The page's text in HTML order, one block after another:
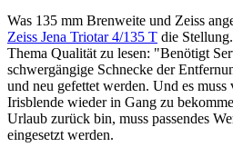
Was 135 mm Brenweite und Zeiss
Zeiss Jena Triotar 4/135 T die
Thema Qualität zu lesen: "Benötigt
schwergängige Schnecke der
und neu gefettet werden. Und es muss
Irisblende wieder in Gang zu
Urlaub zurück bin, muss passendes
eingesetzt werden.